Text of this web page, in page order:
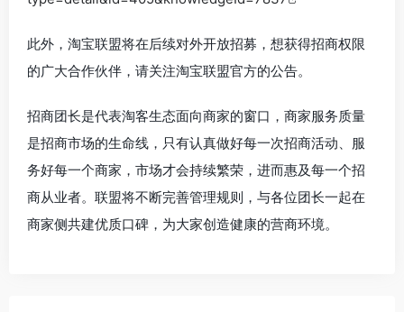
此外，淘宝联盟将在后续对外开放招募，想获得招商权限
的广大合作伙伴，请关注淘宝联盟官方的公告。
招商团长是代表淘客生态面向商家的窗口，商家服务质量
是招商市场的生命线，只有认真做好每一次招商活动、服
务好每一个商家，市场才会持续繁荣，进而惠及每一个招
商从业者。联盟将不断完善管理规则，与各位团长一起在
商家侧共建优质口碑，为大家创造健康的营商环境。